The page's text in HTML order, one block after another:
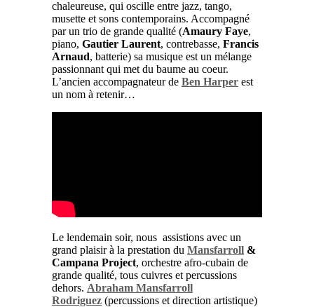
chaleureuse, qui oscille entre jazz, tango,
musette et sons contemporains. Accompagné
par un trio de grande qualité (Amaury Faye,
piano, Gautier Laurent, contrebasse, Francis
Arnaud, batterie) sa musique est un mélange
passionnant qui met du baume au coeur.
L’ancien accompagnateur de Ben Harper est
un nom à retenir…
Le lendemain soir, nous assistions avec un
grand plaisir à la prestation du Mansfarroll &
Campana Project, orchestre afro-cubain de
grande qualité, tous cuivres et percussions
dehors. Abraham Mansfarroll
Rodriguez (percussions et direction artistique)